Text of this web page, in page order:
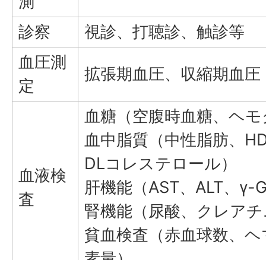
診察
視診、打聴診、触診等
血圧測
定
拡張期血圧、収縮期血圧
血液検
査
血糖（空腹時血糖、ヘ
血中脂質（中性脂肪、
DLコレステロール）
肝機能（AST、ALT、γ-
腎機能（尿酸、クレア
貧血検査（赤血球数、